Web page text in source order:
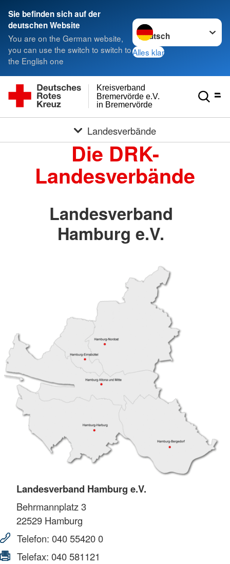
Sie befinden sich auf der
deutschen Website
You are on the German website,
you can use the switch to switch to
the English one
Sprache wechseln zu
Alles klar
in Bremervörde
Bremervörde e.V.
Kreisverband
Landesverbände
Die DRK-
Landesverbände
Landesverband
Hamburg e.V.
Landesverband Hamburg e.V.
Behrmannplatz 3
22529 Hamburg
Telefon: 040 55420 0
Telefax: 040 581121